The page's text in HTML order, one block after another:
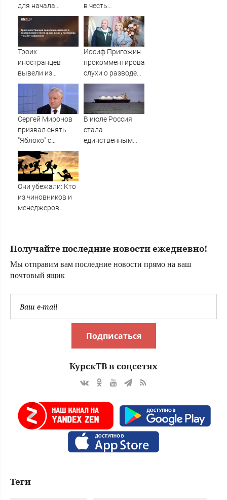
для начала
переговоров о
мире с Украиной
в честь
годовщины
вторжения ВСУ в
регион
Троих
иностранцев
вывели из
самолета в
Екатеринбурге
после кражи
денег у
вылет задержали
Иосиф Пригожин
прокомментировал
слухи о разводе
сына Валерии
Сергей Миронов
призвал снять
"Яблоко" с
выборов -
Новости на
Вести.ru
В июле Россия
стала
единственным
Они убежали: Кто
из чиновников и
менеджеров
Получайте последние новости ежедневно!
Мы отправим вам последние новости прямо на ваш
почтовый ящик
Подписаться
КурскТВ в соцсетях
Теги